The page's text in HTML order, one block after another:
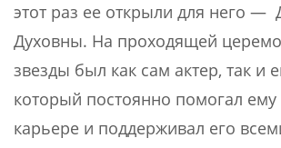
этот раз ее открыли для него —
Духовны. На проходящей
звезды был как сам актер, так и
который постоянно помогал ему
карьере и поддерживал его